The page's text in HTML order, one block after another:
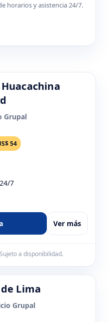
horarios y asistencia 24/7.
Grupal
54
7
Ver más
a disponibilidad.
Lima
Grupal